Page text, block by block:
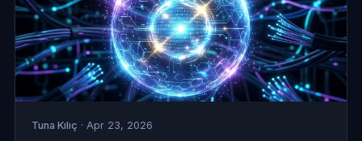
Tuna Kılıç · Apr 23, 2026